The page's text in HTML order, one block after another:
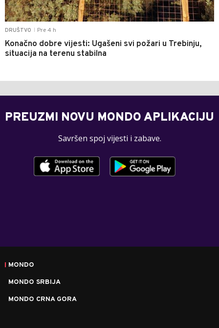
DRUŠTVO Pre 4 h
Konačno dobre vijesti: Ugašeni svi požari u Trebinju,
situacija na terenu stabilna
PREUZMI NOVU MONDO APLIKACIJU
Savršen spoj vijesti i zabave.
MONDO
MONDO SRBIJA
MONDO CRNA GORA